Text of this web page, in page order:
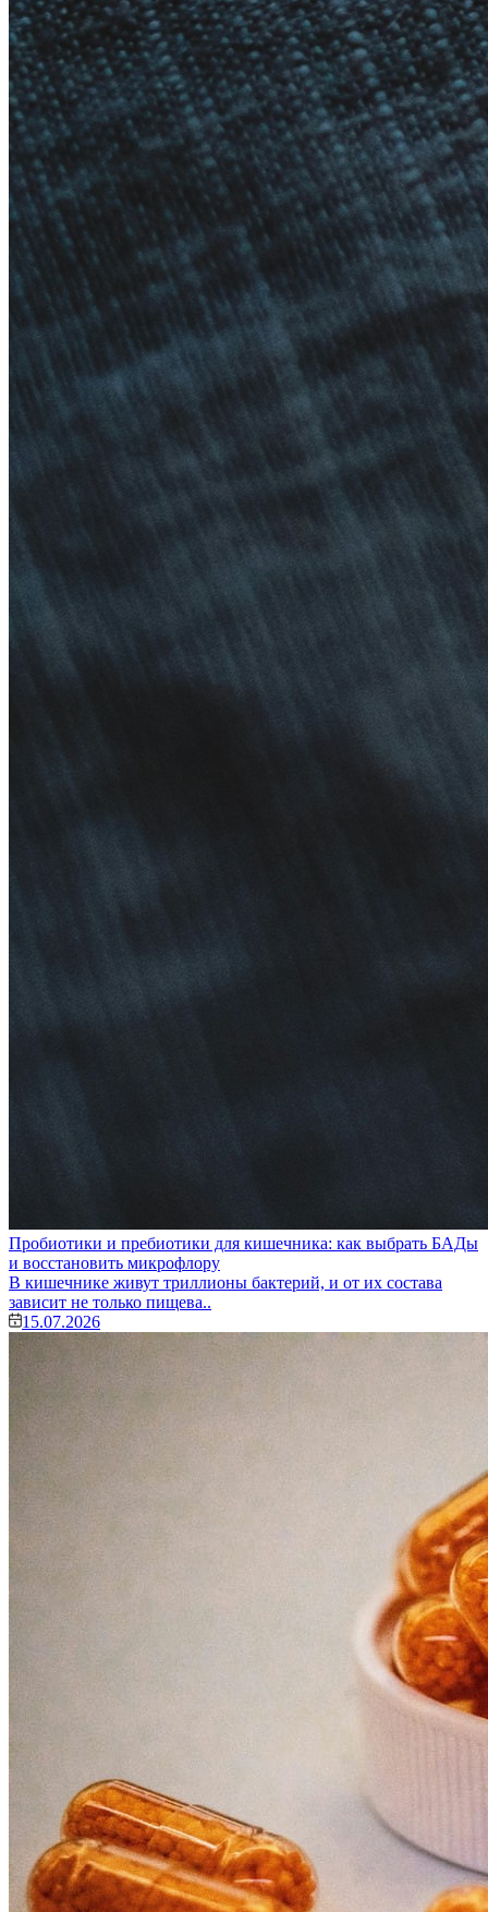
Пробиотики и пребиотики для кишечника: как выбрать БАДы
и восстановить микрофлору
В кишечнике живут триллионы бактерий, и от их состава
зависит не только пищева..
15.07.2026